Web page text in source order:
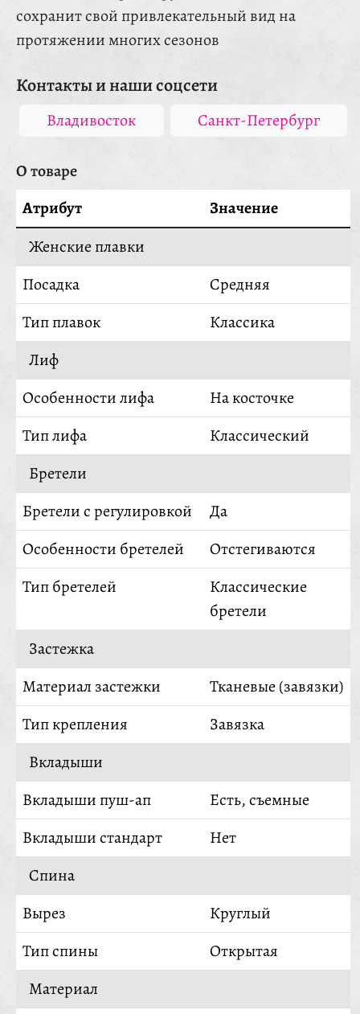
сохранит свой привлекательный вид на
протяжении многих сезонов
Контакты и наши соцсети
Владивосток Санкт-Петербург
О товаре
Атрибут
Значение
Женские плавки
Посадка
Средняя
Тип плавок
Классика
Лиф
Особенности лифа
На косточке
Тип лифа
Классический
Бретели
Бретели с регулировкой
Да
Особенности бретелей
Отстегиваются
Тип бретелей
Классические
бретели
Застежка
Материал застежки
Тканевые (завязки)
Тип крепления
Завязка
Вкладыши
Вкладыши пуш-ап
Есть, съемные
Вкладыши стандарт
Нет
Спина
Вырез
Круглый
Тип спины
Открытая
Материал